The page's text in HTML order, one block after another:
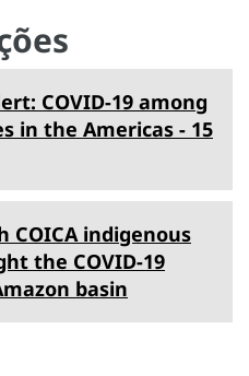
COVID-19 among
in the Americas - 15
COICA indigenous
the COVID-19
basin